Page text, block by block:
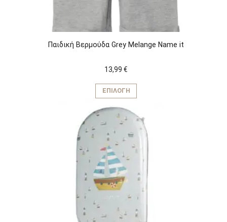
Παιδική Βερμούδα Grey Melange Name it
13,99 €
ΕΠΙΛΟΓΉ
Αυτό
προϊόν
πολλαπλές
παραλλαγές.
επιλογές
μπορούν
επιλεγούν
στη
σελίδα
του
προϊόντος